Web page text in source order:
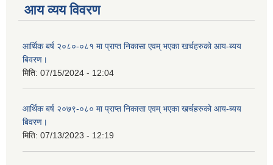
आय व्यय विवरण
आर्थिक बर्ष २०८०-०८१ मा प्राप्त निकासा एवम् भएका खर्चहरुको आय-ब्यय
बिवरण।
मिति: 07/15/2024 - 12:04
आर्थिक बर्ष २०७९-०८० मा प्राप्त निकासा एवम् भएका खर्चहरुको आय-ब्यय
बिवरण।
मिति: 07/13/2023 - 12:19